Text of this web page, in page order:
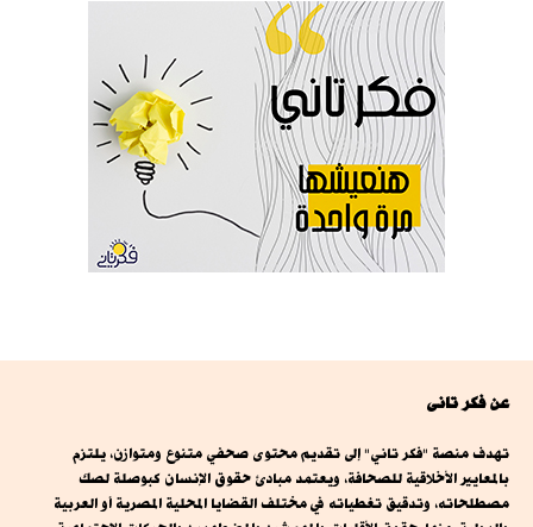
عن فكر تانى
تهدف منصة "فكر تاني" إلى تقديم محتوى صحفي متنوع ومتوازن، يلتزم
بالمعايير الأخلاقية للصحافة، ويعتمد مبادئ حقوق الإنسان كبوصلة لصك
مصطلحاته، وتدقيق تغطياته في مختلف القضايا المحلية المصرية أو العربية